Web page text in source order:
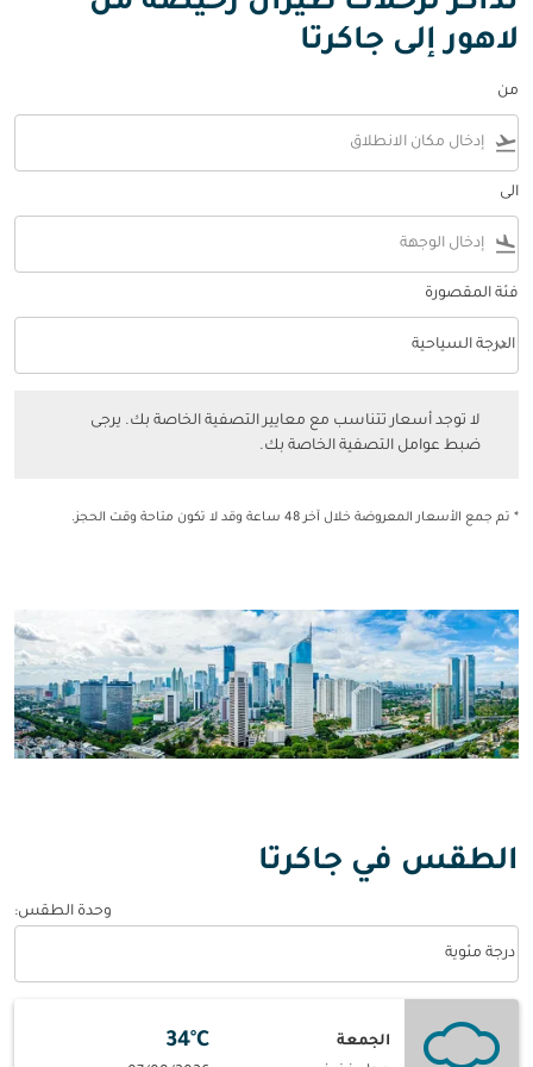
لاهور إلى جاكرتا
من
flight_takeoff
الى
flight_land
فئة المقصورة
فئة المقصورة option الدرجة السياحية Selected
الدرجة السياحية
keyboard_arrow_down
لا توجد أسعار تتناسب مع معايير التصفية الخاصة بك. يرجى
ضبط عوامل التصفية الخاصة بك.
* تم جمع الأسعار المعروضة خلال آخر 48 ساعة وقد لا تكون متاحة وقت الحجز.
الطقس في جاكرتا
وحدة الطقس:
درجة مئوية
الجمعة
34°C